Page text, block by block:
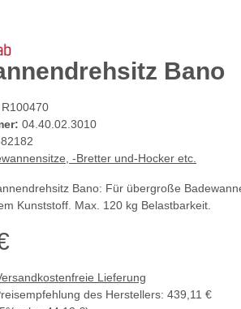
Bano
R100470
04.40.02.3010
-Bretter und-Hocker etc.
Bano: Für übergroße
Kunststoff. Max. 120 kg Belastbarkeit.
Lieferung
des Herstellers: 439,11 €